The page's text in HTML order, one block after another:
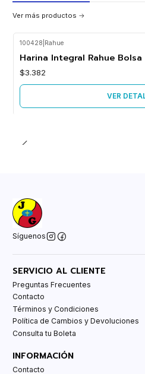
Ver más productos
100428 Rahue
Harina Integral Rahue Bolsa
$3.382
VER
Síguenos
SERVICIO AL CLIENTE
Preguntas Frecuentes
Contacto
Términos y Condiciones
Política de Cambios y Devoluciones
Consulta tu Boleta
INFORMACIÓN
Contacto